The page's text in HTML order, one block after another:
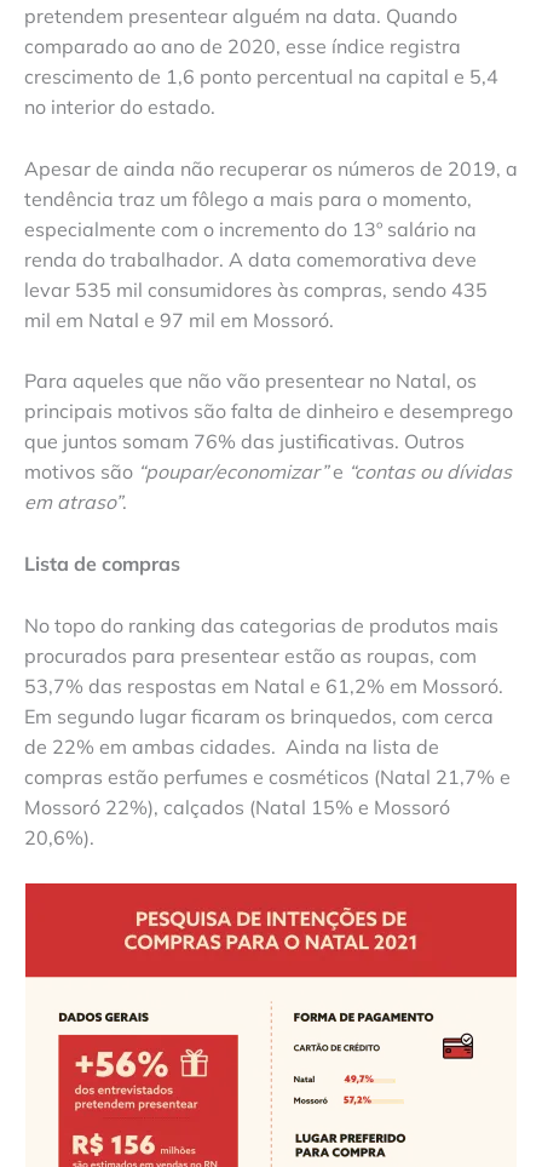
pretendem presentear alguém na data. Quando
comparado ao ano de 2020, esse índice registra
crescimento de 1,6 ponto percentual na capital e 5,4
no interior do estado.
Apesar de ainda não recuperar os números de 2019, a
tendência traz um fôlego a mais para o momento,
especialmente com o incremento do 13º salário na
renda do trabalhador. A data comemorativa deve
levar 535 mil consumidores às compras, sendo 435
mil em Natal e 97 mil em Mossoró.
Para aqueles que não vão presentear no Natal, os
principais motivos são falta de dinheiro e desemprego
que juntos somam 76% das justificativas. Outros
motivos são “poupar/economizar”e “contas ou dívidas
em atraso”.
Lista de compras
No topo do ranking das categorias de produtos mais
procurados para presentear estão as roupas, com
53,7% das respostas em Natal e 61,2% em Mossoró.
Em segundo lugar ficaram os brinquedos, com cerca
de 22% em ambas cidades. Ainda na lista de
compras estão perfumes e cosméticos (Natal 21,7% e
Mossoró 22%), calçados (Natal 15% e Mossoró
20,6%).